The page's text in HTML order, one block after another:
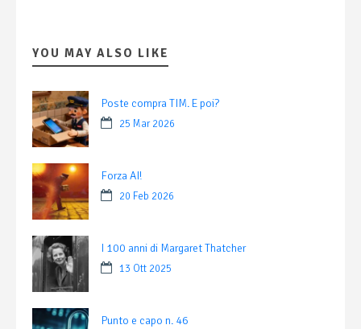
YOU MAY ALSO LIKE
Poste compra TIM. E poi?
25 Mar 2026
Forza AI!
20 Feb 2026
I 100 anni di Margaret Thatcher
13 Ott 2025
Punto e capo n. 46